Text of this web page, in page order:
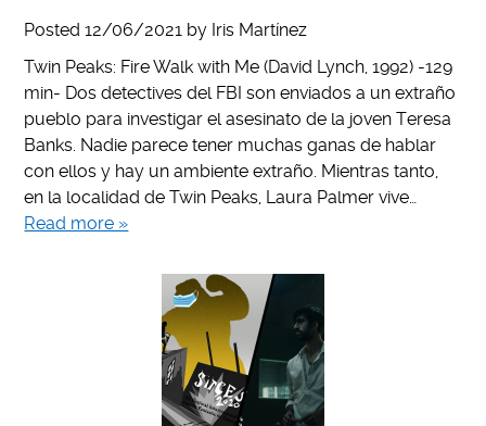
Posted12/06/2021 by Iris Martínez
Twin Peaks: Fire Walk with Me (David Lynch, 1992) -129
min- Dos detectives del FBI son enviados a un extraño
pueblo para investigar el asesinato de la joven Teresa
Banks. Nadie parece tener muchas ganas de hablar
con ellos y hay un ambiente extraño. Mientras tanto,
en la localidad de Twin Peaks, Laura Palmer vive…
Read more »